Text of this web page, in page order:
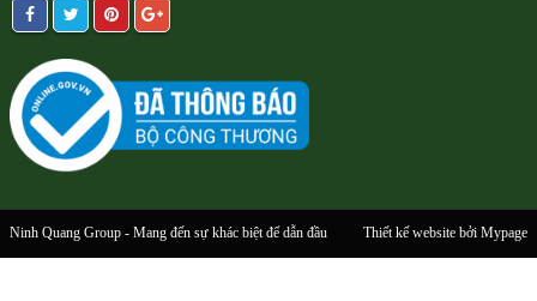
Ninh Quang Group - Mang đến sự khác biệt để dẫn đầu Thiết kế website bởi Mypage